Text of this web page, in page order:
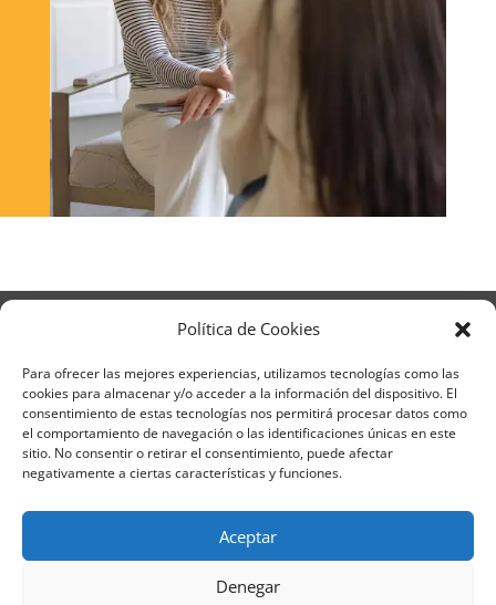
Política de Cookies
Para ofrecer las mejores experiencias, utilizamos tecnologías como las
cookies para almacenar y/o acceder a la información del dispositivo. El
consentimiento de estas tecnologías nos permitirá procesar datos como
el comportamiento de navegación o las identificaciones únicas en este
sitio. No consentir o retirar el consentimiento, puede afectar
negativamente a ciertas características y funciones.
Aceptar
Denegar
Aviso Legal
Política de Privacidad
Política de Cookies
Formulario de Datos necesarios para alta
Métodos de pago SEQURA
Métodos de pago
Formulario de Acción Formativa
Formulario de responsabilidad de APPCC
Formulario uso de imagen